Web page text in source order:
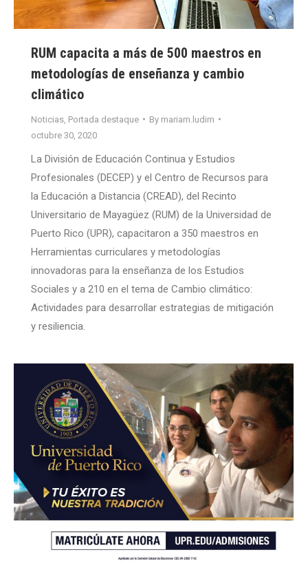
RUM capacita a más de 500 maestros en
metodologías de enseñanza y cambio
climático
Noticias Portada destaque By mariam.ludim
octubre 30, 2020
La División de Educación Continua y Estudios
Profesionales (DECEP) y el Centro de Recursos para
la Educación a Distancia (CREAD), del Recinto
Universitario de Mayagüez (RUM) de la Universidad de
Puerto Rico (UPR), capacitaron a 350 maestros en
Herramientas curriculares y metodologías
innovadoras para la enseñanza de los Estudios
Sociales y a 210 en el tema de Cambio climático:
Actividades para desarrollar estrategias de mitigación
y resiliencia.